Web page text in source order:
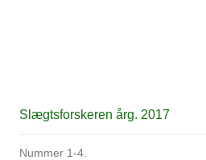
Slægtsforskeren årg. 2017
Nummer 1-4.